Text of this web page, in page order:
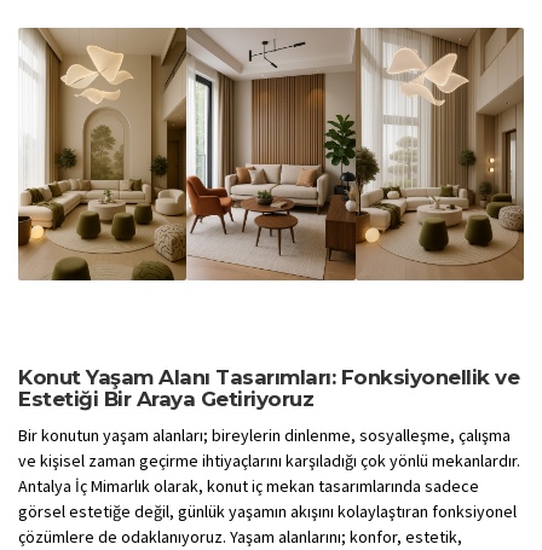
Konut Yaşam Alanı Tasarımları: Fonksiyonellik ve
Estetiği Bir Araya Getiriyoruz
Bir konutun yaşam alanları; bireylerin dinlenme, sosyalleşme, çalışma
ve kişisel zaman geçirme ihtiyaçlarını karşıladığı çok yönlü mekanlardır.
Antalya İç Mimarlık olarak, konut iç mekan tasarımlarında sadece
görsel estetiğe değil, günlük yaşamın akışını kolaylaştıran fonksiyonel
çözümlere de odaklanıyoruz. Yaşam alanlarını; konfor, estetik,